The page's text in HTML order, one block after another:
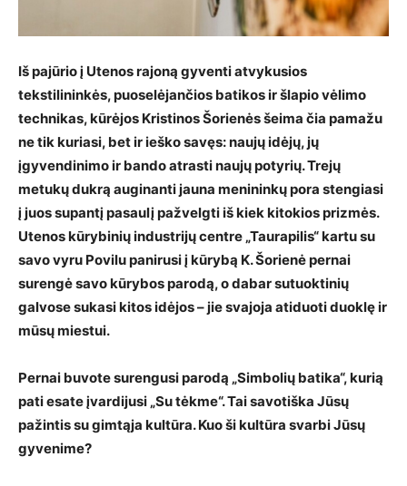
Iš pajūrio į Utenos rajoną gyventi atvykusios
tekstilininkės, puoselėjančios batikos ir šlapio vėlimo
technikas, kūrėjos Kristinos Šorienės šeima čia pamažu
ne tik kuriasi, bet ir ieško savęs: naujų idėjų, jų
įgyvendinimo ir bando atrasti naujų potyrių. Trejų
metukų dukrą auginanti jauna menininkų pora stengiasi
į juos supantį pasaulį pažvelgti iš kiek kitokios prizmės.
Utenos kūrybinių industrijų centre „Taurapilis“ kartu su
savo vyru Povilu panirusi į kūrybą K. Šorienė pernai
surengė savo kūrybos parodą, o dabar sutuoktinių
galvose sukasi kitos idėjos – jie svajoja atiduoti duoklę ir
mūsų miestui.
Pernai buvote surengusi parodą „Simbolių batika“, kurią
pati esate įvardijusi „Su tėkme“. Tai savotiška Jūsų
pažintis su gimtąja kultūra. Kuo ši kultūra svarbi Jūsų
gyvenime?